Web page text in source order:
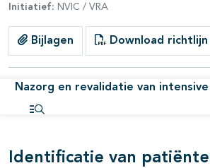
Initiatief: NVIC / VRA
Bijlagen Download richtlijn
Nazorg en revalidatie van
open- en dichtklappen
Identificatie van